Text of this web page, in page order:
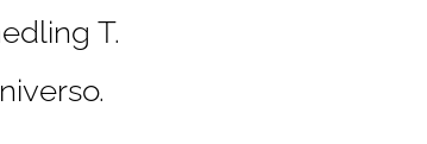
T.